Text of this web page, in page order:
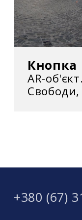
Донецького
схему
Вибрані
2019
Золото нації,
Кнопка
AR-
Свободи,
+380 (67)